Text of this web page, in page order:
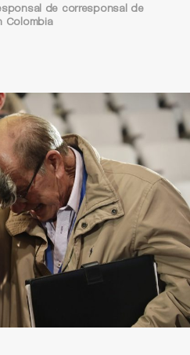
de corresponsal de
Colombia